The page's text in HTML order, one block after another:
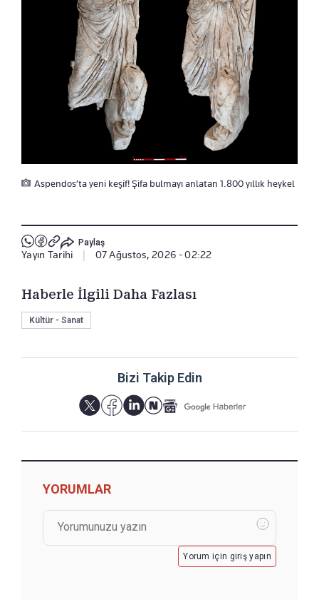
Aspendos’ta yeni keşif! Şifa bulmayı anlatan 1.800 yıllık heykel
Paylaş
Yayın Tarihi 07 Ağustos, 2026 - 02:22
Haberle İlgili Daha Fazlası
Kültür - Sanat
Bizi Takip Edin
YORUMLAR
Yorum için giriş yapın